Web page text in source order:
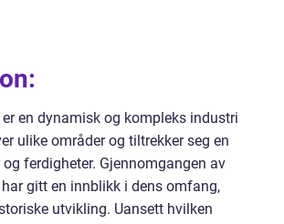
en dynamisk og kompleks industri
ulike områder og tiltrekker seg en
og ferdigheter. Gjennomgangen av
gitt en innblikk i dens omfang,
utvikling. Uansett hvilken